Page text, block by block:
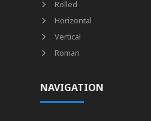
Rolled
Horizontal
Vertical
Roman
NAVIGATION